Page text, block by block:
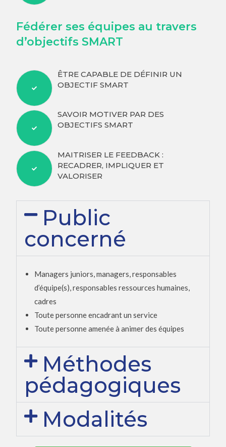
Fédérer ses équipes au travers
d’objectifs SMART
ÊTRE CAPABLE DE DÉFINIR UN
OBJECTIF SMART
SAVOIR MOTIVER PAR DES
OBJECTIFS SMART
MAITRISER LE FEEDBACK :
RECADRER, IMPLIQUER ET
VALORISER
Public
concerné
Managers juniors, managers, responsables
d’équipe(s), responsables ressources humaines,
cadres
Toute personne encadrant un service
Toute personne amenée à animer des équipes
Méthodes
pédagogiques
Modalités